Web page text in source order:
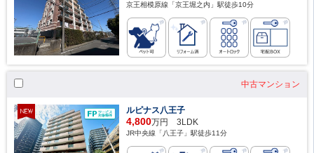
京王相模原線「京王堀之内」駅徒歩10分
中古マンション
ルピナス八王子
4,800万円 3LDK
JR中央線「八王子」駅徒歩11分